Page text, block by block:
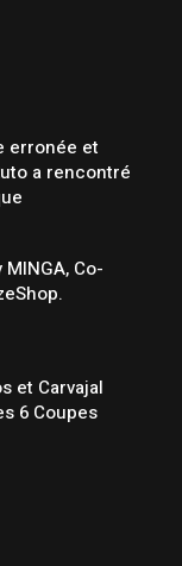
erronée et
a rencontré
Co-
et Carvajal
6 Coupes